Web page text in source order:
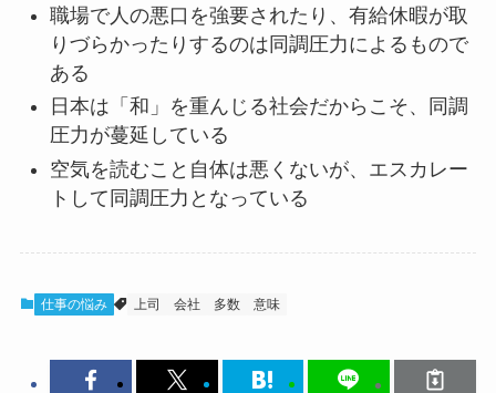
職場で人の悪口を強要されたり、有給休暇が取
りづらかったりするのは同調圧力によるもので
ある
日本は「和」を重んじる社会だからこそ、同調
圧力が蔓延している
空気を読むこと自体は悪くないが、エスカレー
トして同調圧力となっている
仕事の悩み 上司 会社 多数 意味